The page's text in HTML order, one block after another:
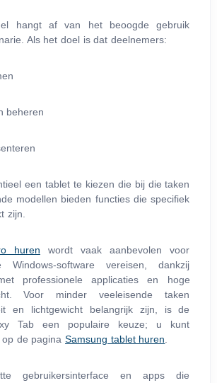
hangt af van het beoogde gebruik
Als het doel is dat deelnemers:
beheren
een tablet te kiezen die bij die taken
modellen bieden functies die specifiek
zijn.
huren wordt vaak aanbevolen voor
Windows-software vereisen, dankzij
professionele applicaties en hoge
Voor minder veeleisende taken
en lichtgewicht belangrijk zijn, is de
Tab een populaire keuze; u kunt
de pagina Samsung tablet huren
gebruikersinterface en apps die